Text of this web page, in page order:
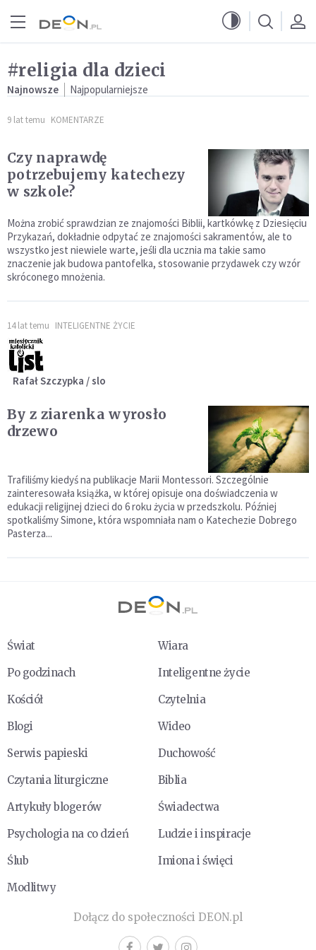
#religia dla dzieci
Najnowsze Najpopularniejsze
9 lat temu KOMENTARZE
Czy naprawdę
potrzebujemy katechezy
w szkole?
Można zrobić sprawdzian ze znajomości Biblii, kartkówkę z Dziesięciu
Przykazań, dokładnie odpytać ze znajomości sakramentów, ale to
wszystko jest niewiele warte, jeśli dla ucznia ma takie samo
znaczenie jak budowa pantofelka, stosowanie przydawek czy wzór
skróconego mnożenia.
14 lat temu INTELIGENTNE ŻYCIE
Rafał Szczypka / slo
By z ziarenka wyrosło
drzewo
Trafiliśmy kiedyś na publikacje Marii Montessori. Szczególnie
zainteresowała książka, w której opisuje ona doświadczenia w
edukacji religijnej dzieci do 6 roku życia w przedszkolu. Później
spotkaliśmy Simone, która wspomniała nam o Katechezie Dobrego
Pasterza...
Świat
Wiara
Po godzinach
Inteligentne życie
Kościół
Czytelnia
Blogi
Wideo
Serwis papieski
Duchowość
Czytania liturgiczne
Biblia
Artykuły blogerów
Świadectwa
Psychologia na co dzień
Ludzie i inspiracje
Ślub
Imiona i święci
Modlitwy
Dołącz do społeczności DEON.pl